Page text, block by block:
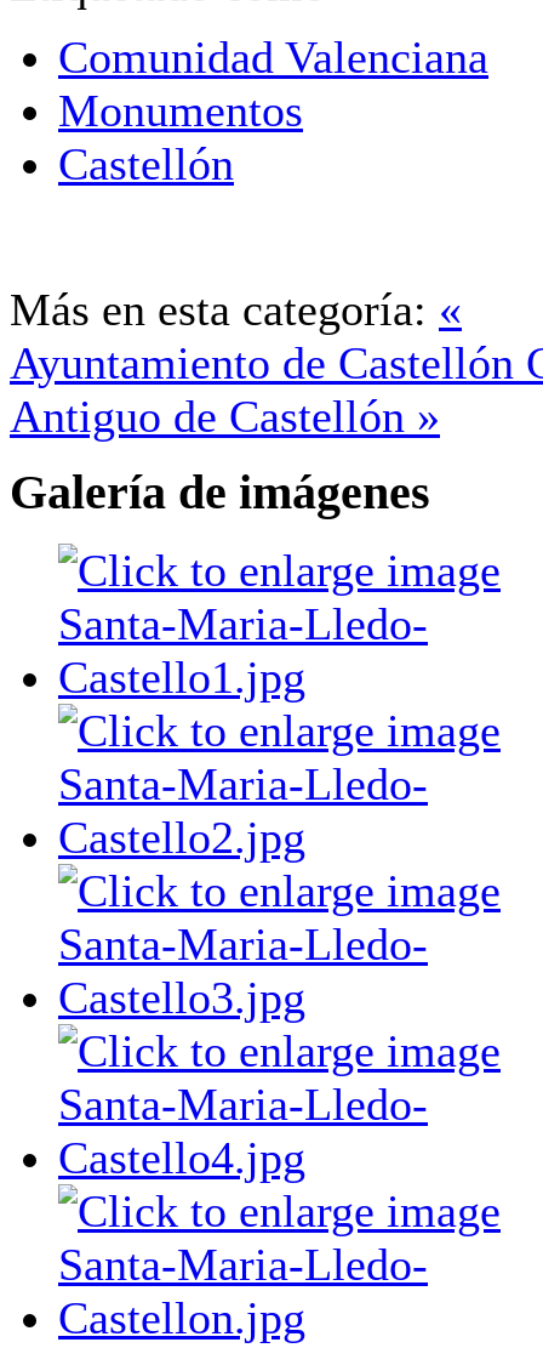
Comunidad Valenciana
Monumentos
Castellón
Más en esta categoría: «
Ayuntamiento de Castellón
Antiguo de Castellón »
Galería de imágenes